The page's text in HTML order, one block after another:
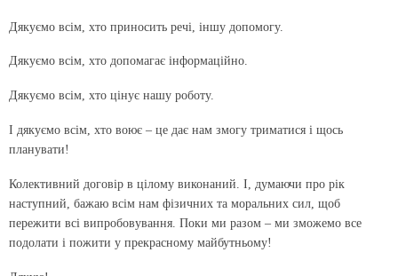
Дякуємо всім, хто приносить речі, іншу допомогу.
Дякуємо всім, хто допомагає інформаційно.
Дякуємо всім, хто цінує нашу роботу.
І дякуємо всім, хто воює – це дає нам змогу триматися і щось
планувати!
Колективний договір в цілому виконаний. І, думаючи про рік
наступний, бажаю всім нам фізичних та моральних сил, щоб
пережити всі випробовування. Поки ми разом – ми зможемо все
подолати і пожити у прекрасному майбутньому!